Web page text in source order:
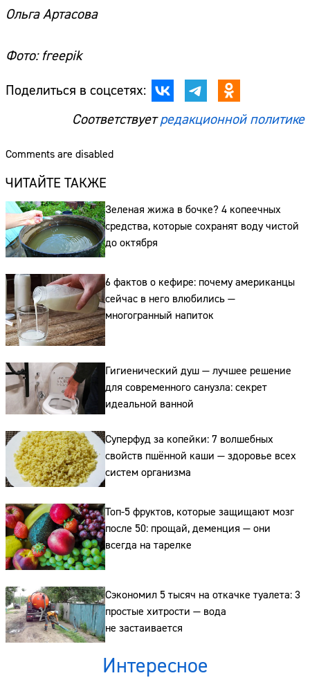
Ольга Артасова
Фото: freepik
Поделиться в соцсетях:
Соответствуетредакционной политике
Comments are disabled
ЧИТАЙТЕ ТАКЖЕ
Зеленая жижа в бочке? 4 копеечных
средства, которые сохранят воду чистой
до октября
6 фактов о кефире: почему американцы
сейчас в него влюбились —
многогранный напиток
Гигиенический душ — лучшее решение
для современного санузла: секрет
идеальной ванной
Суперфуд за копейки: 7 волшебных
свойств пшённой каши — здоровье всех
систем организма
Топ-5 фруктов, которые защищают мозг
после 50: прощай, деменция — они
всегда на тарелке
Сэкономил 5 тысяч на откачке туалета: 3
простые хитрости — вода
не застаивается
Интересное
Сайт:
Адрес: